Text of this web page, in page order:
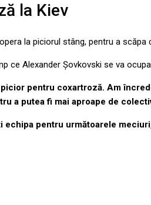
la Kiev
la piciorul stâng, pentru a
ce Alexander Șovkovski se va
pentru coxartroză. Am
a putea fi mai aproape de
echipa pentru următoarele